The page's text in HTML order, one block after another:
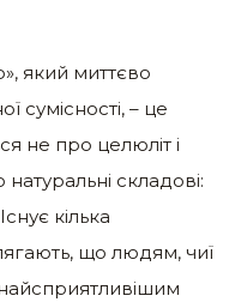
який миттєво
сумісності, – це
не про целюліт і
натуральні складові:
кілька
що людям, чиї